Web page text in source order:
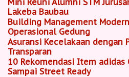
Lakeba Baubau
Building Management
Operasional Gedung
Asuransi Kecelakaan dengan
Transparan
10 Rekomendasi Item
Sampai Street Ready